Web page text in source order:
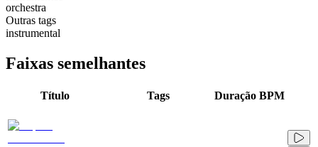
orchestra
Outras tags
instrumental
Faixas semelhantes
Título Tags Duração BPM